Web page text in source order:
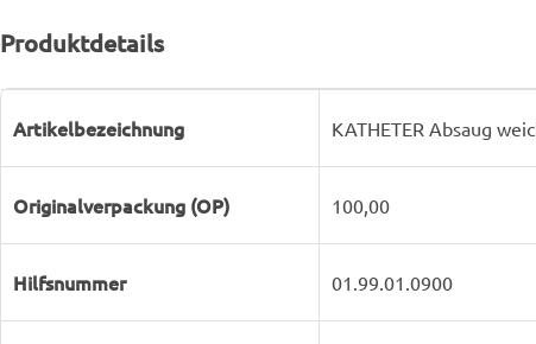
Produktdetails
Artikelbezeichnung KATHETER Absaug
Originalverpackung (OP) 100,00
Hilfsnummer 01.99.01.0900